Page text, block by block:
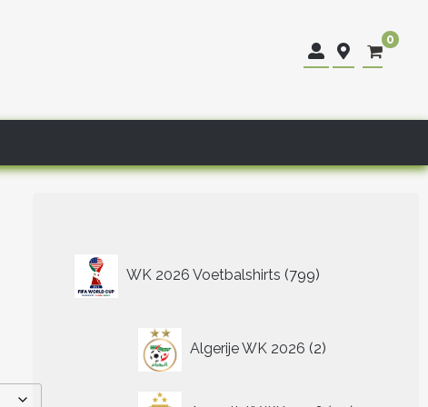
0
WK 2026 Voetbalshirts 799
producten
Algerije WK 2026 2
producten